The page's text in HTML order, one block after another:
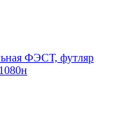
ФЭСТ, футляр